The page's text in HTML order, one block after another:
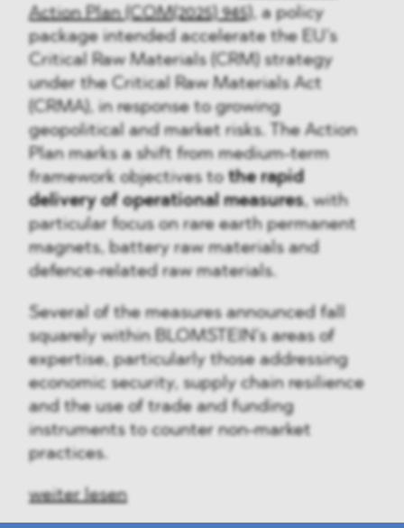
Action Plan (COM(2025) 945) , a policy
package intended accelerate the EU’s
Critical Raw Materials (CRM) strategy
under the Critical Raw Materials Act
(CRMA), in response to growing
geopolitical and market risks. The Action
Plan marks a shift from medium-term
framework objectives tothe rapid
delivery of operational measures, with
particular focus on rare earth permanent
magnets, battery raw materials and
defence-related raw materials.
Several of the measures announced fall
squarely within BLOMSTEIN’s areas of
expertise, particularly those addressing
economic security, supply chain resilience
and the use of trade and funding
instruments to counter non-market
practices.
weiter lesen